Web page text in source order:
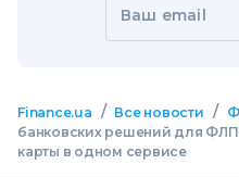
Ваш email
Finance.ua / Все новости /
банковских решений для
карты в одном сервисе